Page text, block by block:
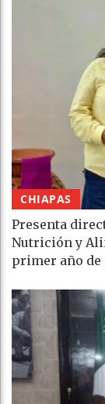
CHIAPAS
Presenta
Nutrición y
primer año de